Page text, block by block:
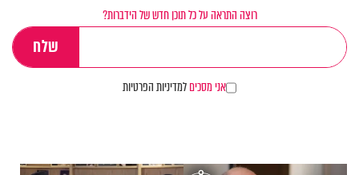
רוצה התראה על כל תוכן חדש של הידברות?
אני מסכיםלמדיניות הפרטיות